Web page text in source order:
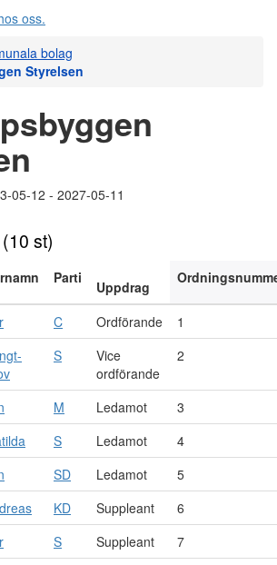
bolag
Styrelsen
05-12 - 2027-05-11
(10 st)
Parti
Uppdrag
C Ordförande
1
S
Vice
ordförande
2
M Ledamot
3
S Ledamot
4
SD Ledamot
5
KD Suppleant
6
S Suppleant
7